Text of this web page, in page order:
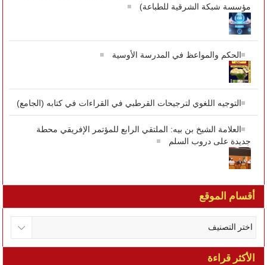
مؤسسة شبكة الشرقية للطباعة)
الحكم والمواعظ في المدرسة الأوسية
التوجيه اللغوي لترجيحات القرطبي في القراءات في كتابه (الجامع)
العلامة الشيخ بن بيه: الملتقي الرابع للمؤتمر الإفريقي محطة
جديدة على دروب السلم
أقسام الموقع
الأكثر قراءة